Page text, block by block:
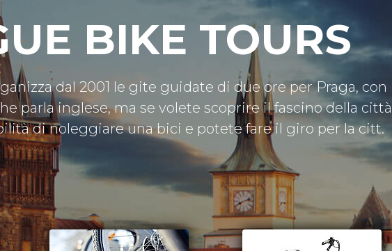
BIKE TOURS
dal 2001 le gite guidate di due ore per Praga, con
parla inglese, ma se volete scoprire il fascino della città
di noleggiare una bici e potete fare il giro per la citt.